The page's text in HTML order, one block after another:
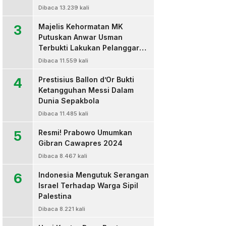
Dibaca 13.239 kali
3
Majelis Kehormatan MK
Putuskan Anwar Usman
Terbukti Lakukan Pelanggaran
Berat Kode Etik dan
Dibaca 11.559 kali
4
Prestisius Ballon d’Or Bukti
Ketangguhan Messi Dalam
Dunia Sepakbola
Dibaca 11.485 kali
5
Resmi! Prabowo Umumkan
Gibran Cawapres 2024
Dibaca 8.467 kali
6
Indonesia Mengutuk Serangan
Israel Terhadap Warga Sipil
Palestina
Dibaca 8.221 kali